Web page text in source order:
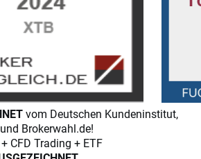
vom Deutschen Kundeninstitut,
Brokerwahl.de!
+ CFD Trading + ETF